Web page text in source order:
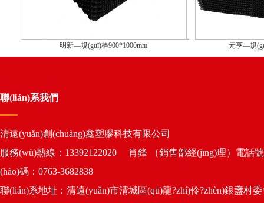
明新—規(guī)格900*1000mm 元亨—規
聯(lián)系我們
清遠(yuǎn)創(chuàng)鑫塑膠科技有限公司
服務(wù)熱線：13392122020 肖鋒 （銷售部經(jīng)理）電話號
(hào)碼：0763-3682838
聯(lián)系地址：清遠(yuǎn)市清城區(qū)龍?zhí)伶?zhèn)銀盞村